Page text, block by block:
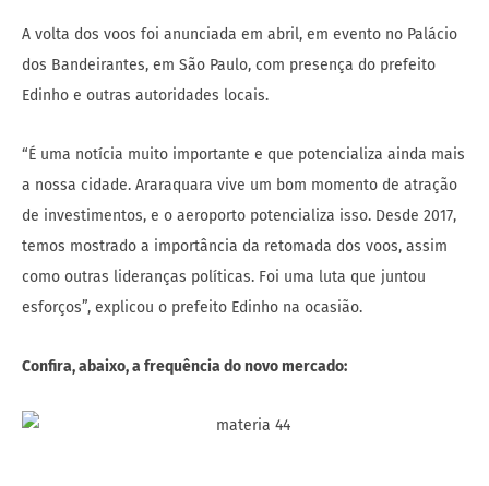
A volta dos voos foi anunciada em abril, em evento no Palácio
dos Bandeirantes, em São Paulo, com presença do prefeito
Edinho e outras autoridades locais.
“É uma notícia muito importante e que potencializa ainda mais
a nossa cidade. Araraquara vive um bom momento de atração
de investimentos, e o aeroporto potencializa isso. Desde 2017,
temos mostrado a importância da retomada dos voos, assim
como outras lideranças políticas. Foi uma luta que juntou
esforços”, explicou o prefeito Edinho na ocasião.
Confira, abaixo, a frequência do novo mercado: